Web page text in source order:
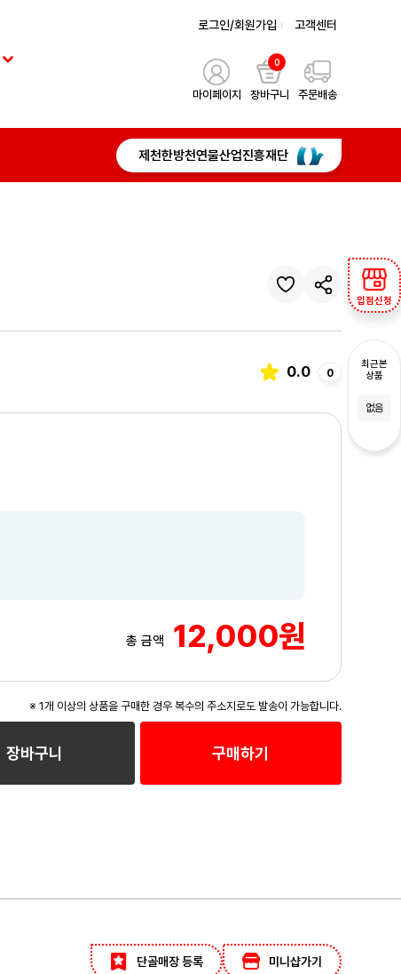
로그인/회원가입 고객센터
마이페이지
0
장바구니 주문배송
제천한방천연물산업진흥재단
입점신청
최근본
상품
없음
0.0 0
총 금액 12,000원
※ 1개 이상의 상품을 구매한 경우 복수의 주소지로도 발송이 가능합니다.
장바구니 구매하기
단골매장 등록 미니샵가기